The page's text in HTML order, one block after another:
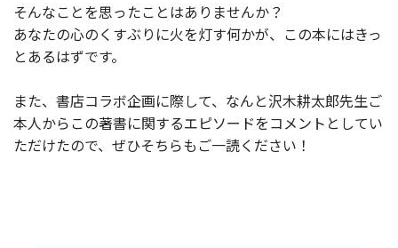
そんなことを思ったことはありませんか？
あなたの心のくすぶりに火を灯す何かが、この本にはきっ
とあるはずです。
また、書店コラボ企画に際して、なんと沢木耕太郎先生ご
本人からこの著書に関するエピソードをコメントとしてい
ただけたので、ぜひそちらもご一読ください！